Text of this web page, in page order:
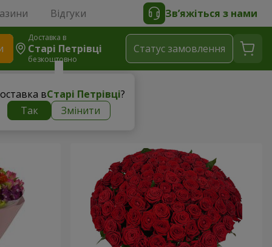
Відгуки Зв’яжіться з нами
Доставка в
Старі Петрівці
безкоштовно
вСтарі Петрівці?
Так
Змінити
Статус замовлення